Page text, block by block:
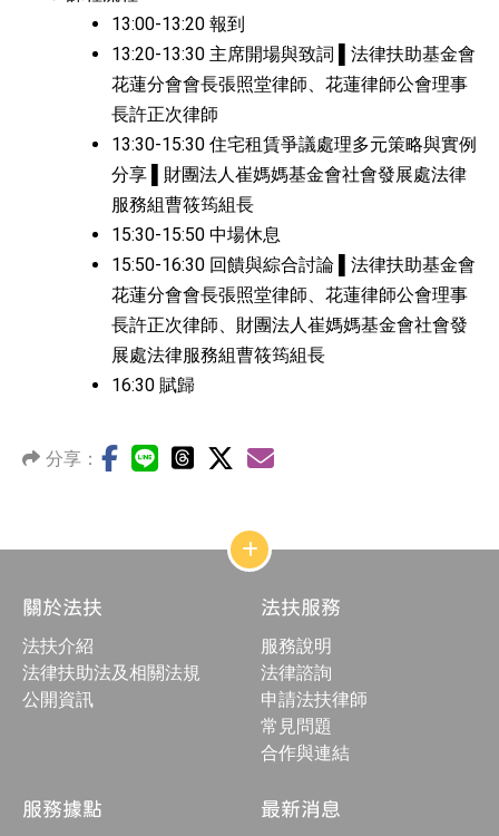
13:00-13:20 報到
13:20-13:30 主席開場與致詞 ▌法律扶助基金會
花蓮分會會長張照堂律師、花蓮律師公會理事
長許正次律師
13:30-15:30 住宅租賃爭議處理多元策略與實例
分享 ▌財團法人崔媽媽基金會社會發展處法律
服務組曹筱筠組長
15:30-15:50 中場休息
15:50-16:30 回饋與綜合討論 ▌法律扶助基金會
花蓮分會會長張照堂律師、花蓮律師公會理事
長許正次律師、財團法人崔媽媽基金會社會發
展處法律服務組曹筱筠組長
16:30 賦歸
分享：
網
站
結
構
合
按
鈕
關於法扶
法扶介紹
法律扶助法及相關法規
公開資訊
法扶服務
服務說明
法律諮詢
申請法扶律師
常見問題
合作與連結
服務據點 最新消息